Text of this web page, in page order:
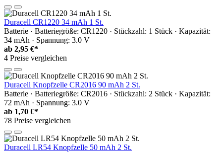
Duracell CR1220 34 mAh 1 St.
Batterie · Batteriegröße: CR1220 · Stückzahl: 1 Stück · Kapazität:
34 mAh · Spannung: 3.0 V
ab 2,95 €*
4 Preise vergleichen
Duracell Knopfzelle CR2016 90 mAh 2 St.
Batterie · Batteriegröße: CR2016 · Stückzahl: 2 Stück · Kapazität:
72 mAh · Spannung: 3.0 V
ab 1,70 €*
78 Preise vergleichen
Duracell LR54 Knopfzelle 50 mAh 2 St.